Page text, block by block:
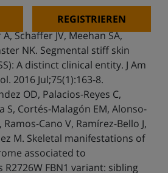
REGISTRIEREN
Schaffer JV, Meehan SA,
NK. Segmental stiff skin
A distinct clinical entity. J Am
2016 Jul;75(1):163-8.
OD, Palacios-Reyes C,
S, Cortés-Malagón EM, Alonso-
Cano V, Ramírez-Bello J,
M. Skeletal manifestations of
associated to
FBN1 variant: sibling